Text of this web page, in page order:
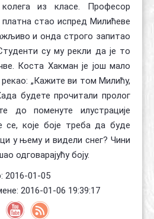
из класе. Професор
стао испред Милићеве
и онда строго запитао
су му рекли да је то
Коста Хакман је још мало
„Кажите ви том Милићу,
будете прочитали пролог
до поменуте илустрације
се, које боје треба да буде
у њему и видели снег? Чини
одговарајућу боју.
2016-01-05
2016-01-06 19:39:17